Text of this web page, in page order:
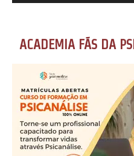
ACADEMIA FÃS DA